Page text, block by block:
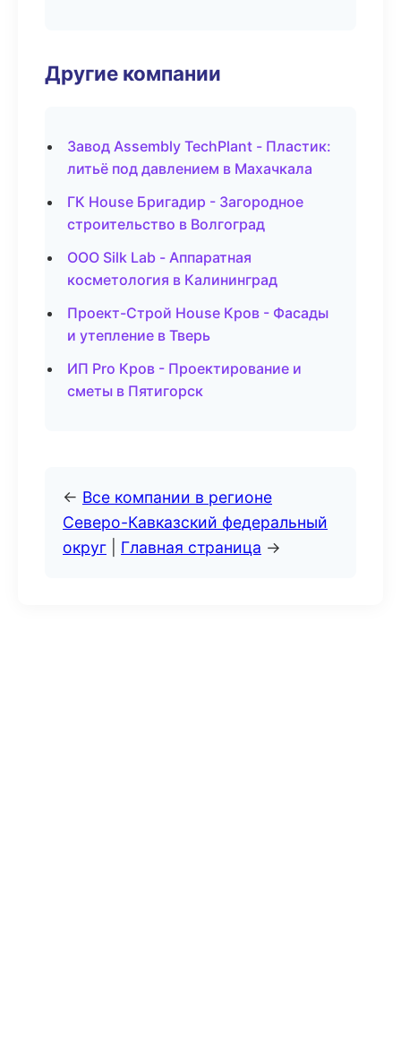
Другие компании
Завод Assembly TechPlant - Пластик:
литьё под давлением в Махачкала
ГК House Бригадир - Загородное
строительство в Волгоград
ООО Silk Lab - Аппаратная
косметология в Калининград
Проект-Строй House Кров - Фасады
и утепление в Тверь
ИП Pro Кров - Проектирование и
сметы в Пятигорск
← Все компании в регионе
Северо-Кавказский федеральный
округ
Главная страница →